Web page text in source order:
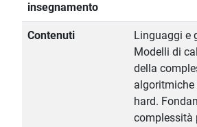
insegnamento
Contenuti
Linguaggi e
Modelli di
della
algoritmiche
hard.
complessità